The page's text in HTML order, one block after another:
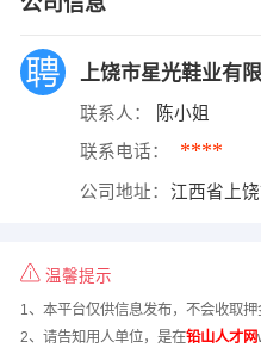
上饶市星光鞋业有
联系人： 陈小姐
联系电话： ****
公司地址： 江西省上
温馨提示
1、本平台仅供信息发布，不会收取押
2、请告知用人单位，是在铅山人才网